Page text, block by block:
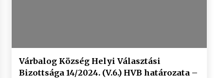
Várbalog Község Helyi Választási
Bizottsága 14/2024. (V.6.) HVB határozata –